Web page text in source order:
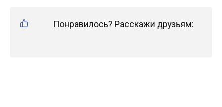
Понравилось? Расскажи друзьям: